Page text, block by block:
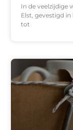
In de veelzijdige
Elst, gevestigd
tot